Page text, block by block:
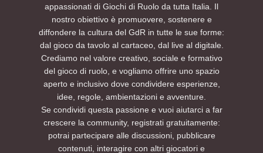
appassionati di Giochi di Ruolo da tutta Italia. Il
nostro obiettivo è promuovere, sostenere e
diffondere la cultura del GdR in tutte le sue forme:
dal gioco da tavolo al cartaceo, dal live al digitale.
Crediamo nel valore creativo, sociale e formativo
del gioco di ruolo, e vogliamo offrire uno spazio
aperto e inclusivo dove condividere esperienze,
idee, regole, ambientazioni e avventure.
Se condividi questa passione e vuoi aiutarci a far
crescere la community, registrati gratuitamente:
potrai partecipare alle discussioni, pubblicare
contenuti, interagire con altri giocatori e